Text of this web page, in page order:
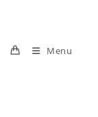
Menu